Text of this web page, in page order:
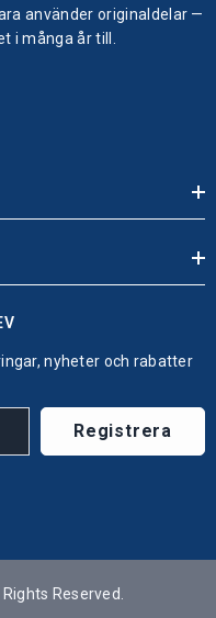
använder originaldelar —
i många år till.
nyheter och rabatter
Registrera
Reserved.